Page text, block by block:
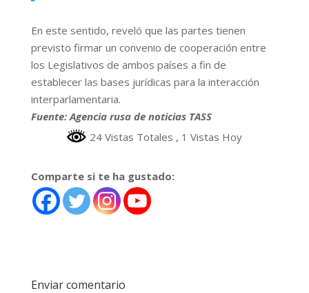
En este sentido, reveló que las partes tienen
previsto firmar un convenio de cooperación entre
los Legislativos de ambos países a fin de
establecer las bases jurídicas para la interacción
interparlamentaria.
Fuente: Agencia rusa de noticias TASS
24 Vistas Totales , 1 Vistas Hoy
Comparte si te ha gustado:
Enviar comentario